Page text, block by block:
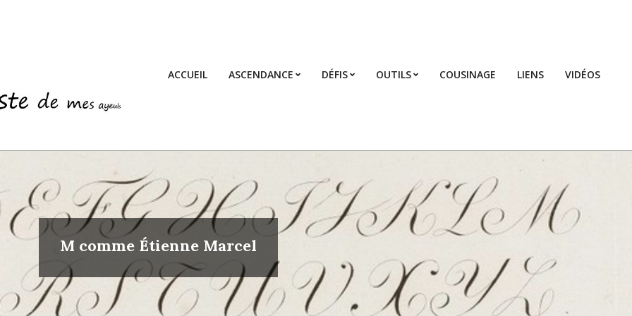
ACCUEIL ASCENDANCE DÉFIS OUTILS COUSINAGE LIENS VIDÉOS
M comme Étienne Marcel